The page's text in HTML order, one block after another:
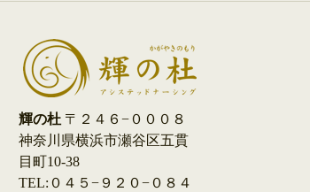
輝の杜 〒２４６−０００８
神奈川県横浜市瀬谷区五貫
目町10-38
TEL:０４５−９２０−０８４